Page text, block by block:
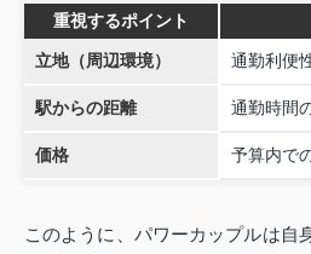
重視するポイント
立地（周辺環境） 通勤利便
駅からの距離 通勤時間
価格 予算内で
このように、パワーカップルは自